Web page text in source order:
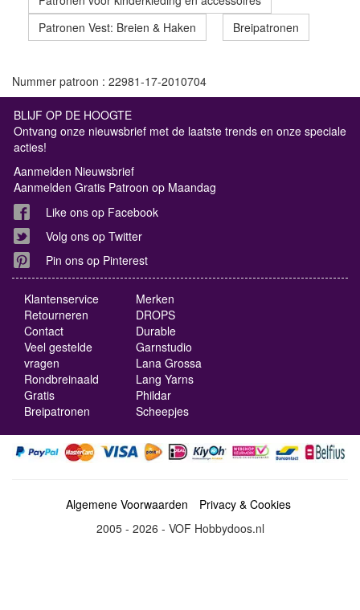
Patronen Vest: Breien & Haken
Breipatronen
Nummer patroon : 22981-17-2010704
BLIJF OP DE HOOGTE
Ontvang onze nieuwsbrief met de laatste trends en onze speciale
acties!
Aanmelden Nieuwsbrief
Aanmelden Gratis Patroon op Maandag
Like ons op Facebook
Volg ons op Twitter
Pin ons op Pinterest
Klantenservice
Retourneren
Contact
Veel gestelde
vragen
Rondbreinaald
Gratis
Breipatronen
Merken
DROPS
Durable
Garnstudio
Lana Grossa
Lang Yarns
Phildar
Scheepjes
Algemene Voorwaarden
Privacy & Cookies
2005 - 2026 - VOF Hobbydoos.nl